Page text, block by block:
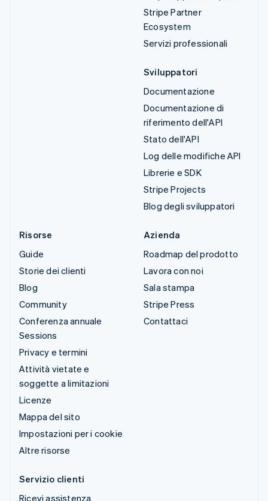
Stripe Partner
Ecosystem
Servizi professionali
Sviluppatori
Documentazione
Documentazione di
riferimento dell'API
Stato dell'API
Log delle modifiche API
Librerie e SDK
Stripe Projects
Blog degli sviluppatori
Risorse
Guide
Storie dei clienti
Blog
Community
Conferenza annuale
Sessions
Privacy e termini
Attività vietate e
soggette a limitazioni
Licenze
Mappa del sito
Impostazioni per i cookie
Altre risorse
Azienda
Roadmap del prodotto
Lavora con noi
Sala stampa
Stripe Press
Contattaci
Servizio clienti
Ricevi assistenza